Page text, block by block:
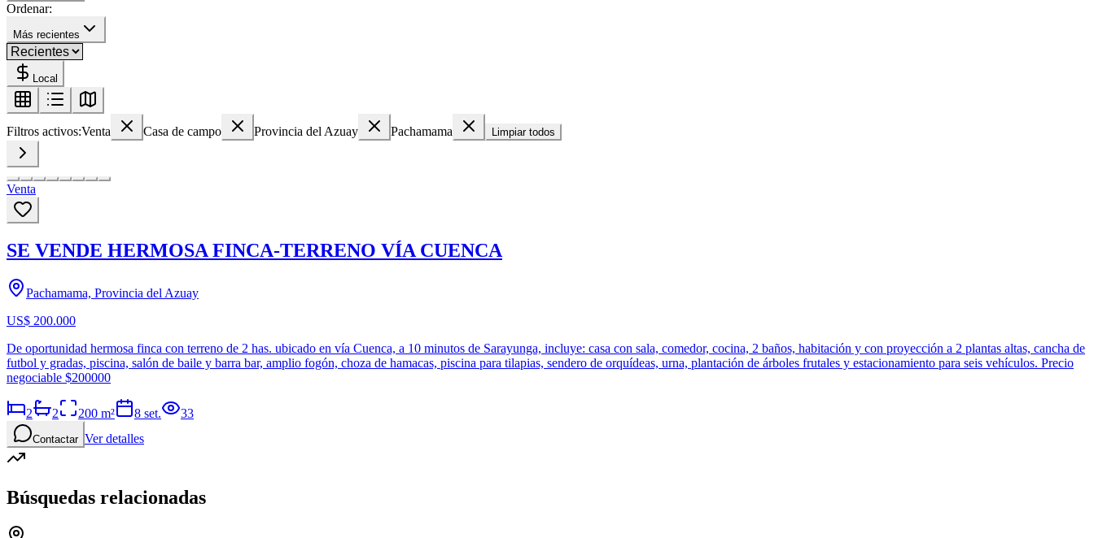
Ordenar:
Más recientes
Local
Filtros activos:Venta Casa de campo Provincia del Azuay Pachamama Limpiar todos
Venta
SE VENDE HERMOSA FINCA-TERRENO VÍA CUENCA
Pachamama, Provincia del Azuay
US$ 200.000
De oportunidad hermosa finca con terreno de 2 has. ubicado en vía Cuenca, a 10 minutos de Sarayunga, incluye: casa con sala, comedor, cocina, 2 baños, habitación y con proyección a 2 plantas altas, cancha de
futbol y gradas, piscina, salón de baile y barra bar, amplio fogón, choza de hamacas, piscina para tilapias, sendero de orquídeas, urna, plantación de árboles frutales y estacionamiento para seis vehículos. Precio
negociable $200000
2 2 200 m² 8 set. 33
Contactar Ver detalles
Búsquedas relacionadas